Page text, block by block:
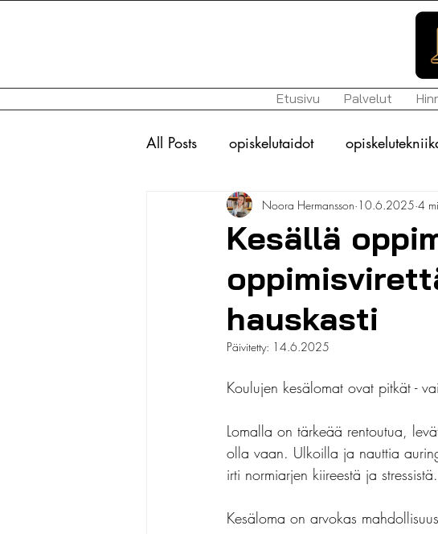
Etusivu Palvelut
All Posts opiskelutaidot
toiminnanohjaus autismin kirjo
perfektionismi opiskelu-uupumus
ylioppilaskokeet lukio lukihäiriö
oppimisvaikeudet dyskalkulia
Kesällä
hauskasti
Noora Hermansson 10.6.2025 4
Päivitetty: 14.6.2025
Koulujen kesälomat ovat pitkät -
Lomalla on tärkeää rentoutua,
olla vaan. Ulkoilla ja nauttia
irti normiarjen kiireestä ja stressistä.
Kesäloma on arvokas